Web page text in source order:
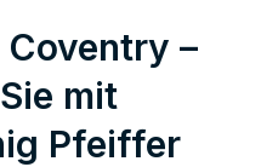
–
mit
Pfeiffer